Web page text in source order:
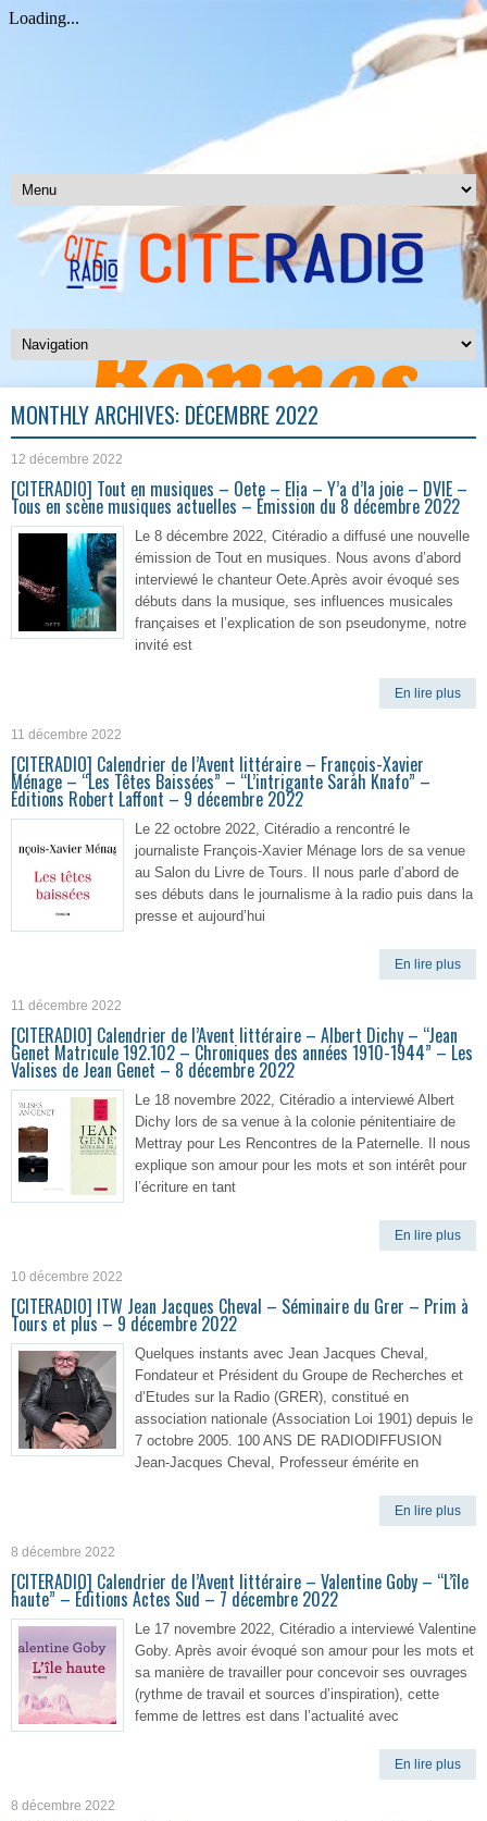
MONTHLY ARCHIVES: DÉCEMBRE 2022
12 décembre 2022
[CITERADIO] Tout en musiques – Oete – Elia – Y’a d’la joie – DVIE –
Tous en scène musiques actuelles – Émission du 8 décembre 2022
Le 8 décembre 2022, Citéradio a diffusé une nouvelle
émission de Tout en musiques. Nous avons d’abord
interviewé le chanteur Oete.Après avoir évoqué ses
débuts dans la musique, ses influences musicales
françaises et l’explication de son pseudonyme, notre
invité est
En lire plus
11 décembre 2022
[CITERADIO] Calendrier de l’Avent littéraire – François-Xavier
Ménage – “Les Têtes Baissées” – “L’intrigante Sarah Knafo” –
Éditions Robert Laffont – 9 décembre 2022
Le 22 octobre 2022, Citéradio a rencontré le
journaliste François-Xavier Ménage lors de sa venue
au Salon du Livre de Tours. Il nous parle d’abord de
ses débuts dans le journalisme à la radio puis dans la
presse et aujourd’hui
En lire plus
11 décembre 2022
[CITERADIO] Calendrier de l’Avent littéraire – Albert Dichy – “Jean
Genet Matricule 192.102 – Chroniques des années 1910-1944” – Les
Valises de Jean Genet – 8 décembre 2022
Le 18 novembre 2022, Citéradio a interviewé Albert
Dichy lors de sa venue à la colonie pénitentiaire de
Mettray pour Les Rencontres de la Paternelle. Il nous
explique son amour pour les mots et son intérêt pour
l’écriture en tant
En lire plus
10 décembre 2022
[CITERADIO] ITW Jean Jacques Cheval – Séminaire du Grer – Prim à
Tours et plus – 9 décembre 2022
Quelques instants avec Jean Jacques Cheval,
Fondateur et Président du Groupe de Recherches et
d’Etudes sur la Radio (GRER), constitué en
association nationale (Association Loi 1901) depuis le
7 octobre 2005. 100 ANS DE RADIODIFFUSION
Jean-Jacques Cheval, Professeur émérite en
En lire plus
8 décembre 2022
[CITERADIO] Calendrier de l’Avent littéraire – Valentine Goby – “L’île
haute” – Éditions Actes Sud – 7 décembre 2022
Le 17 novembre 2022, Citéradio a interviewé Valentine
Goby. Après avoir évoqué son amour pour les mots et
sa manière de travailler pour concevoir ses ouvrages
(rythme de travail et sources d’inspiration), cette
femme de lettres est dans l’actualité avec
En lire plus
8 décembre 2022